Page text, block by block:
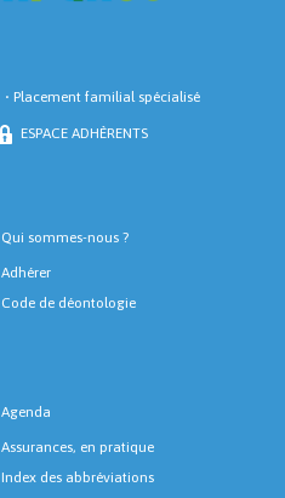
• Placement familial spécialisé
ESPACE ADHÈRENTS
Qui sommes-nous ?
Adhérer
Code de déontologie
Agenda
Assurances, en pratique
Index des abbréviations